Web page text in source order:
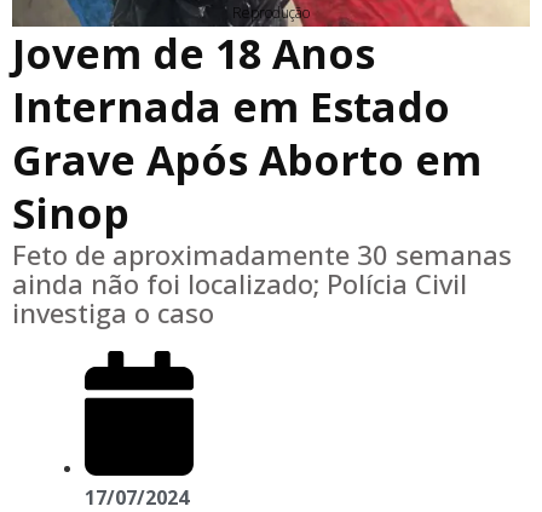
Reprodução
Jovem de 18 Anos
Internada em Estado
Grave Após Aborto em
Sinop
Feto de aproximadamente 30 semanas
ainda não foi localizado; Polícia Civil
investiga o caso
17/07/2024